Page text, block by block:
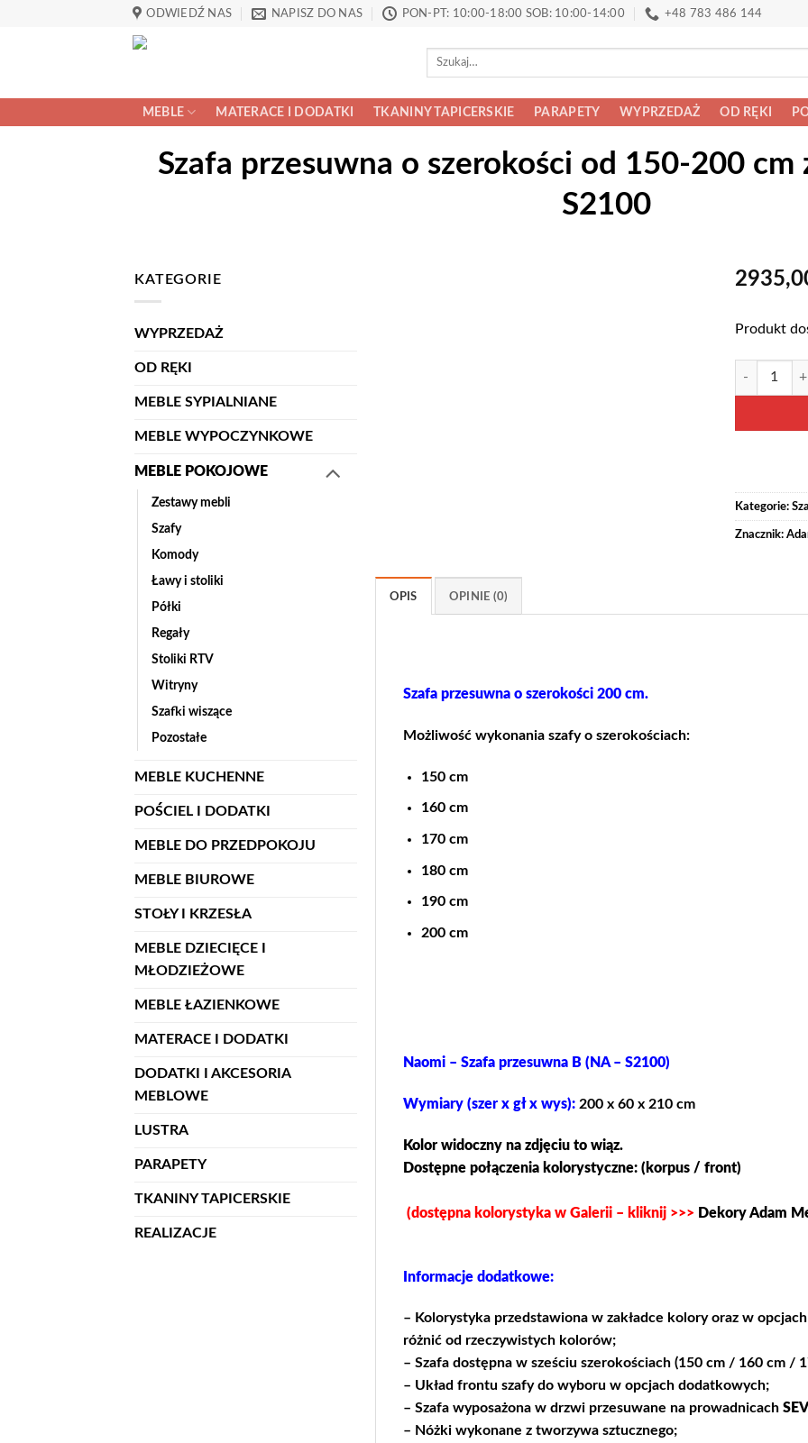
ODWIEDŹ NAS NAPISZ DO NAS PON-PT: 10:00-18:00 SOB: 10:00-14:00 +48 783 486 144
Szukaj:
MEBLE MATERACE I DODATKI TKANINY TAPICERSKIE PARAPETY WYPRZEDAŻ OD RĘKI
Szafa przesuwna o szerokości od 150-200 cm
S2100
KATEGORIE
WYPRZEDAŻ
OD RĘKI
MEBLE SYPIALNIANE
MEBLE WYPOCZYNKOWE
MEBLE POKOJOWE
Zestawy mebli
Szafy
Komody
Ławy i stoliki
Półki
Regały
Stoliki RTV
Witryny
Szafki wiszące
Pozostałe
MEBLE KUCHENNE
POŚCIEL I DODATKI
MEBLE DO PRZEDPOKOJU
MEBLE BIUROWE
STOŁY I KRZESŁA
MEBLE DZIECIĘCE I
MŁODZIEŻOWE
MEBLE ŁAZIENKOWE
MATERACE I DODATKI
DODATKI I AKCESORIA
MEBLOWE
LUSTRA
PARAPETY
TKANINY TAPICERSKIE
REALIZACJE
Produkt
ilość Szafa
Alternative:
Kategorie:
Znacznik:
OPIS OPINIE (0)
Szafa przesuwna o szerokości 200 cm.
Możliwość wykonania szafy o szerokościach:
150 cm
160 cm
170 cm
180 cm
190 cm
200 cm
Naomi – Szafa przesuwna B (NA – S2100)
Wymiary (szer x gł x wys):200 x 60 x 210 cm
Kolor widoczny na zdjęciu to wiąz.
Dostępne połączenia kolorystyczne: (korpus / front)
(dostępna kolorystyka w Galerii – kliknij >>> Dekory Adam
Informacje dodatkowe:
– Kolorystyka przedstawiona w zakładce kolory oraz w
różnić od rzeczywistych kolorów;
– Szafa dostępna w sześciu szerokościach (150 cm / 160 cm /
– Układ frontu szafy do wyboru w opcjach dodatkowych;
– Szafa wyposażona w drzwi przesuwane na prowadnicach
– Nóżki wykonane z tworzywa sztucznego;